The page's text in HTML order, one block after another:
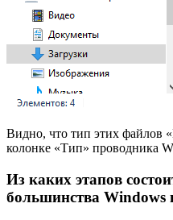
Видно, что тип этих файлов
колонке «Тип» проводника
Из каких этапов
большинства Windows